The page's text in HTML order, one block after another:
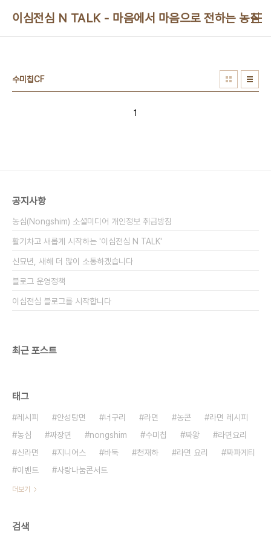
이심전심 N TALK - 마음에서 마음으로 전하는 농심
수미칩CF
1
공지사항
농심(Nongshim) 소셜미디어 개인정보 취급방침
활기차고 새롭게 시작하는 '이심전심 N TALK'
신묘년, 새해 더 많이 소통하겠습니다
블로그 운영정책
이심전심 블로그를 시작합니다
최근 포스트
태그
레시피 안성탕면 너구리 라면 농콘
라면 레시피
농심
짜장면 nongshim 수미칩 짜왕
라면요리
신라면
지니어스 바둑 천재하 라면 요리
짜파게티
이벤트
사랑나눔콘서트
더보기
검색